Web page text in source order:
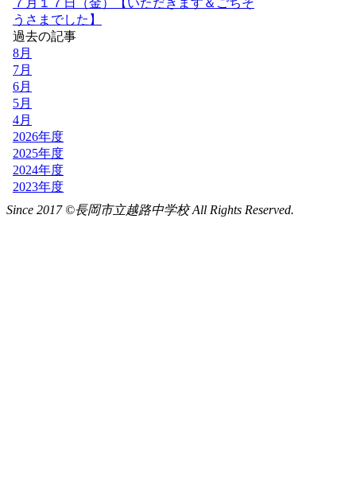
Since 2017 ©長岡市立越路中学校 All Rights Reserved.